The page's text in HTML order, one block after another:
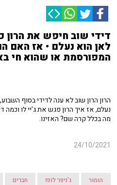
דידי שוב חיפש את הרון
לאן הוא נעלם • אז האם
המפורסמת או שהוא חי
הרון הרון שוב לא ענה לדידי בסוף
נעלם, אז איך הרון פגש את ג'יי לו וכמה
מה בכלל קרה שם? האזינו.
24/10/2021
הומור ג'ניפר לופז חברים